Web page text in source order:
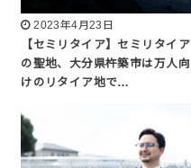
2023年4月23日
【セミリタイア】セミリタイア
の聖地、大分県杵築市は万人向
けのリタイア地で…